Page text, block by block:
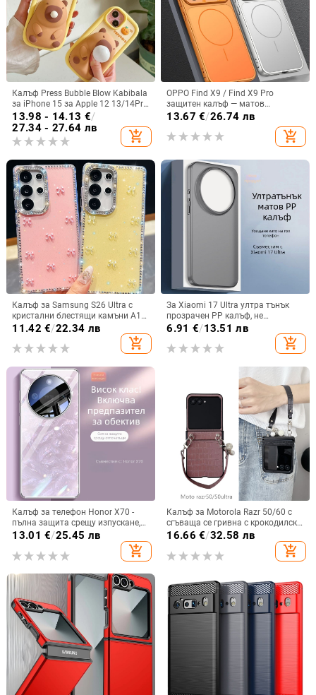
Калъф Press Bubble Blow Kabibala
за iPhone 15 за Apple 12 13/14Pro
Max, устойчив на изпускане 11
13.98 - 14.13 €/
27.34 - 27.64 лв
add_shopping_cart
OPPO Find X9 / Find X9 Pro
защитен калъф — матов
пластмасов, минималистичен
стил, против изпускане, магнитно
зареждане, възможност за
13.67 €/26.74 лв
add_shopping_cart
Калъф за Samsung S26 Ultra с
кристални блестящи камъни A17,
A57IMD Aurora Bow и S24FE,
11.42 €/22.34 лв
add_shopping_cart
За Xiaomi 17 Ultra ултра тънък
прозрачен PP калъф, не
пожълтява, матиран финиш и
6.91 €/13.51 лв
add_shopping_cart
Калъф за телефон Honor X70 -
пълна защита срещу изпускане,
закалено стъкло, модел Аурора
13.01 €/25.45 лв
add_shopping_cart
Калъф за Motorola Razr 50/60 с
сгъваща се гривна с крокодилски
релеф
16.66 €/32.58 лв
add_shopping_cart